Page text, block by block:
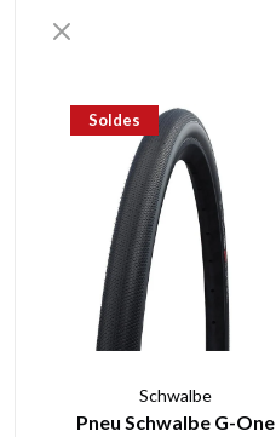
Soldes
Schwalbe
Pneu Schwalbe G-One